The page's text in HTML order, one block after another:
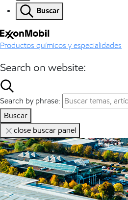
Buscar
Productos químicos y especialidades
Search on website:
Search by phrase:
Buscar
close buscar panel